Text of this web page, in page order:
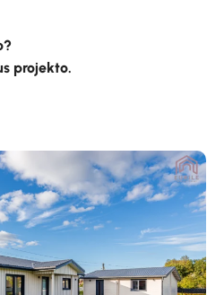
projekto.